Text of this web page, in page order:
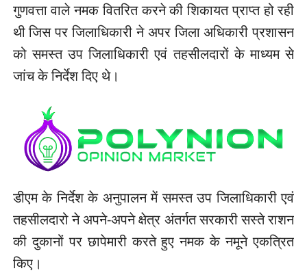
गुणवत्ता वाले नमक वितरित करने की शिकायत प्राप्त हो रही
थी जिस पर जिलाधिकारी ने अपर जिला अधिकारी प्रशासन
को समस्त उप जिलाधिकारी एवं तहसीलदारों के माध्यम से
जांच के निर्देश दिए थे।
डीएम के निर्देश के अनुपालन में समस्त उप जिलाधिकारी एवं
तहसीलदारो ने अपने-अपने क्षेत्र अंतर्गत सरकारी सस्ते राशन
की दुकानों पर छापेमारी करते हुए नमक के नमूने एकत्रित
किए।